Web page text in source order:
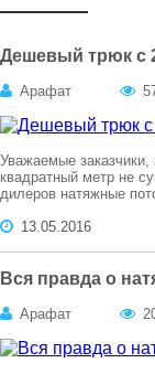
Дешевый трюк с
Арафат
Уважаемые
квадратный метр не
дилеров натяжные
13.05.2016
Вся правда о
Арафат